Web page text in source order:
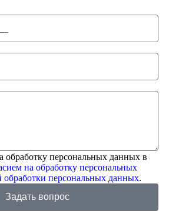
обработку персональных данных в
на обработку персональных
обработки персональных данных.
Задать вопрос